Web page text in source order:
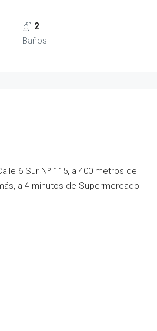
2
Baños
6 Sur Nº 115, a 400 metros de
a 4 minutos de Supermercado